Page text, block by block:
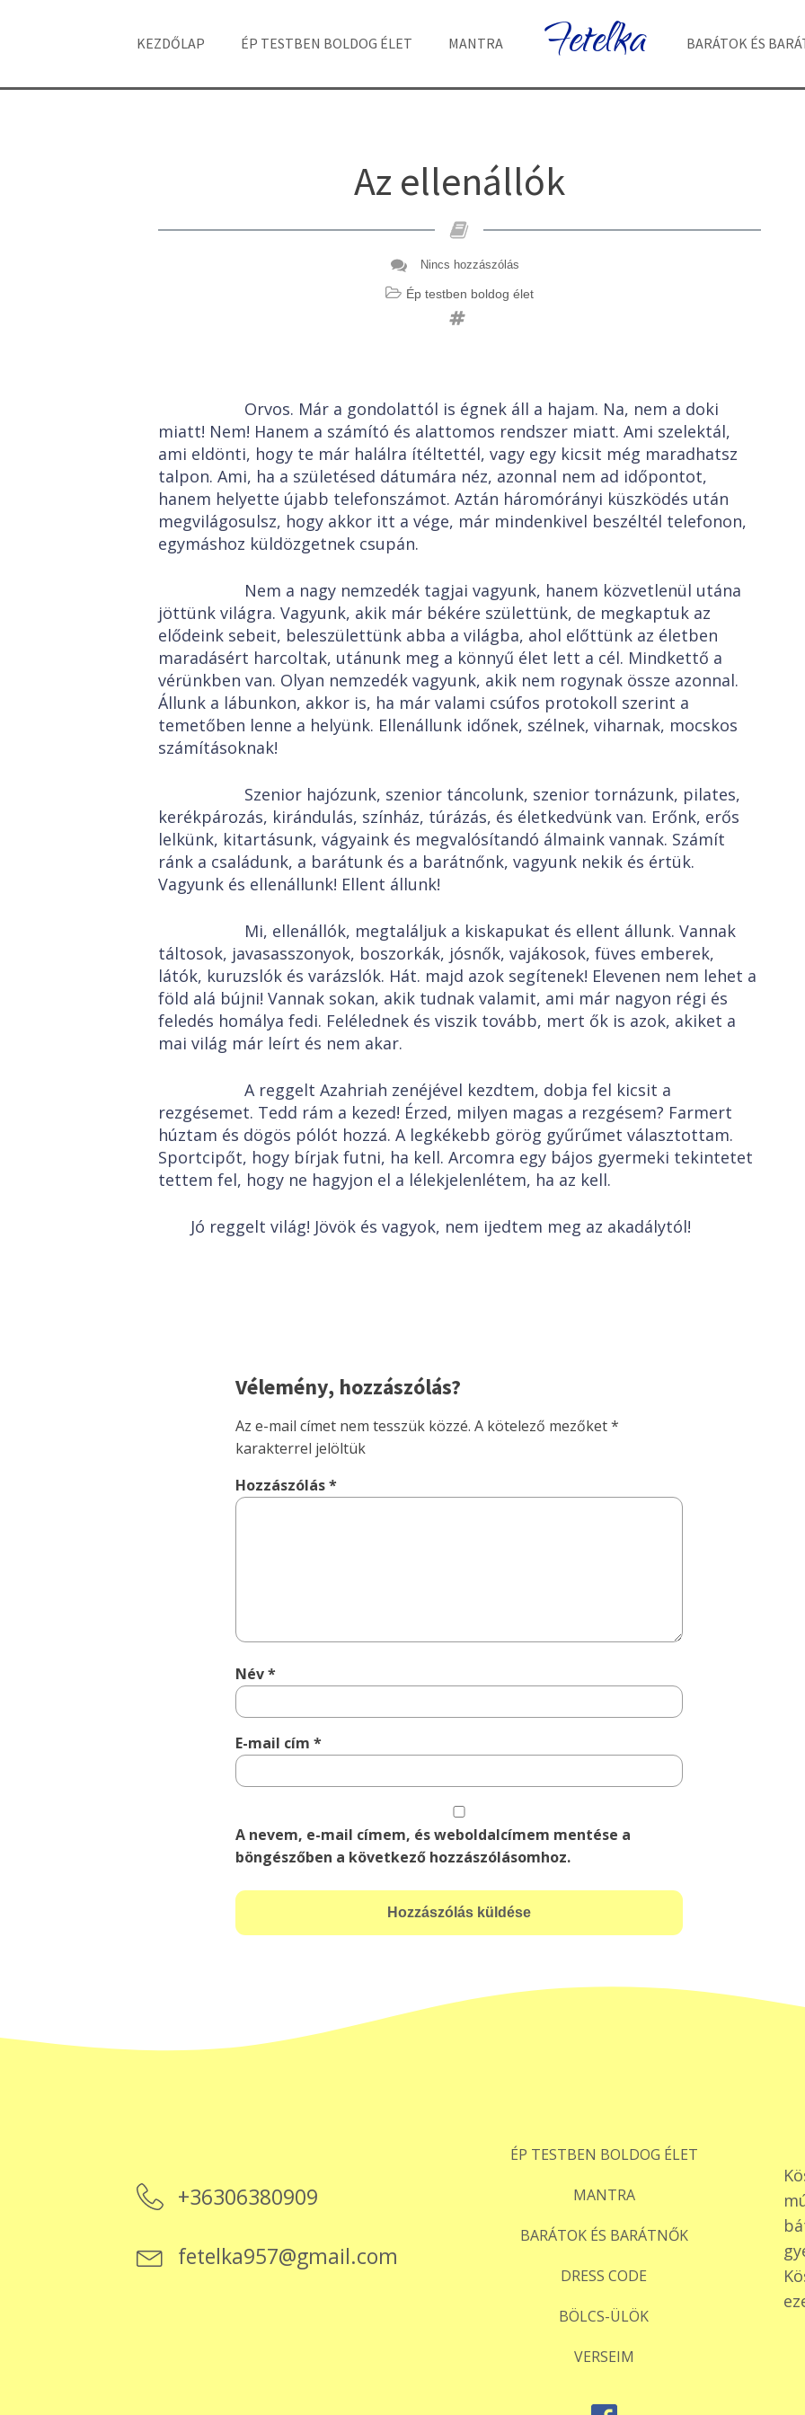
KEZDŐLAP ÉP TESTBEN BOLDOG ÉLET MANTRA Fetelka BARÁTOK ÉS
Az ellenállók
Nincs hozzászólás
Ép testben boldog élet
Orvos. Már a gondolattól is égnek áll a hajam. Na, nem a doki
miatt! Nem! Hanem a számító és alattomos rendszer miatt. Ami szelektál,
ami eldönti, hogy te már halálra ítéltettél, vagy egy kicsit még maradhatsz
talpon. Ami, ha a születésed dátumára néz, azonnal nem ad időpontot,
hanem helyette újabb telefonszámot. Aztán háromórányi küszködés után
megvilágosulsz, hogy akkor itt a vége, már mindenkivel beszéltél telefonon,
egymáshoz küldözgetnek csupán.
Nem a nagy nemzedék tagjai vagyunk, hanem közvetlenül utána
jöttünk világra. Vagyunk, akik már békére születtünk, de megkaptuk az
elődeink sebeit, beleszülettünk abba a világba, ahol előttünk az életben
maradásért harcoltak, utánunk meg a könnyű élet lett a cél. Mindkettő a
vérünkben van. Olyan nemzedék vagyunk, akik nem rogynak össze azonnal.
Állunk a lábunkon, akkor is, ha már valami csúfos protokoll szerint a
temetőben lenne a helyünk. Ellenállunk időnek, szélnek, viharnak, mocskos
számításoknak!
Szenior hajózunk, szenior táncolunk, szenior tornázunk, pilates,
kerékpározás, kirándulás, színház, túrázás, és életkedvünk van. Erőnk, erős
lelkünk, kitartásunk, vágyaink és megvalósítandó álmaink vannak. Számít
ránk a családunk, a barátunk és a barátnőnk, vagyunk nekik és értük.
Vagyunk és ellenállunk! Ellent állunk!
Mi, ellenállók, megtaláljuk a kiskapukat és ellent állunk. Vannak
táltosok, javasasszonyok, boszorkák, jósnők, vajákosok, füves emberek,
látók, kuruzslók és varázslók. Hát. majd azok segítenek! Elevenen nem lehet a
föld alá bújni! Vannak sokan, akik tudnak valamit, ami már nagyon régi és
feledés homálya fedi. Felélednek és viszik tovább, mert ők is azok, akiket a
mai világ már leírt és nem akar.
A reggelt Azahriah zenéjével kezdtem, dobja fel kicsit a
rezgésemet. Tedd rám a kezed! Érzed, milyen magas a rezgésem? Farmert
húztam és dögös pólót hozzá. A legkékebb görög gyűrűmet választottam.
Sportcipőt, hogy bírjak futni, ha kell. Arcomra egy bájos gyermeki tekintetet
tettem fel, hogy ne hagyjon el a lélekjelenlétem, ha az kell.
Jó reggelt világ! Jövök és vagyok, nem ijedtem meg az akadálytól!
Vélemény, hozzászólás?
Az e-mail címet nem tesszük közzé. A kötelező mezőket*
karakterrel jelöltük
Hozzászólás*
Név*
E-mail cím*
A nevem, e-mail címem, és weboldalcímem mentése a
böngészőben a következő hozzászólásomhoz.
+36306380909
fetelka957@gmail.com
ÉP TESTBEN BOLDOG ÉLET
MANTRA
BARÁTOK ÉS BARÁTNŐK
DRESS CODE
BÖLCS-ÜLÖK
VERSEIM